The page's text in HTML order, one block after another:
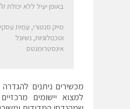
באופן יעיל ללא יכולת
מייק סנטורי, עמית
וטכנולוגיות, נשיונל
אינסטרומנטס
מכשירים ניתנים
למצוא יישומים